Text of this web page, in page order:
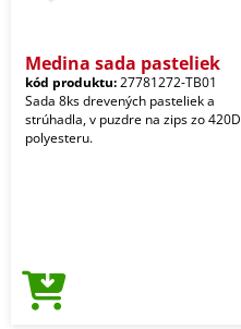
Medina sada pasteliek
kód produktu:27781272-TB01
Sada 8ks drevených pasteliek a
strúhadla, v puzdre na zips zo 420D
polyesteru.